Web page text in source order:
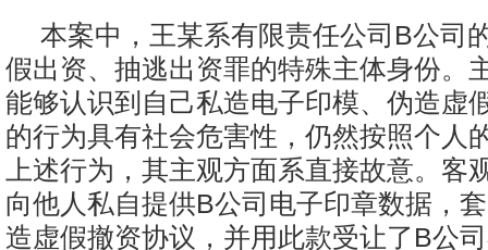
本案中，王某系有限责任公司B公司
假出资、抽逃出资罪的特殊主体身份。
能够认识到自己私造电子印模、伪造虚
的行为具有社会危害性，仍然按照个人
上述行为，其主观方面系直接故意。客
向他人私自提供B公司电子印章数据，
造虚假撤资协议，并用此款受让了B公